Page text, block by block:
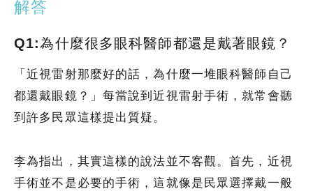
解答
Q1:為什麼很多眼科醫師都還是戴著眼鏡？
「近視雷射那麼好的話，為什麼一堆眼科醫師自己
都還戴眼鏡？」每當說到近視雷射手術，就常會聽
到許多民眾這樣提出質疑。
李為指出，其實這樣的說法並不客觀。首先，近視
手術並不是必要的手術，這就像是民眾選擇戴一般